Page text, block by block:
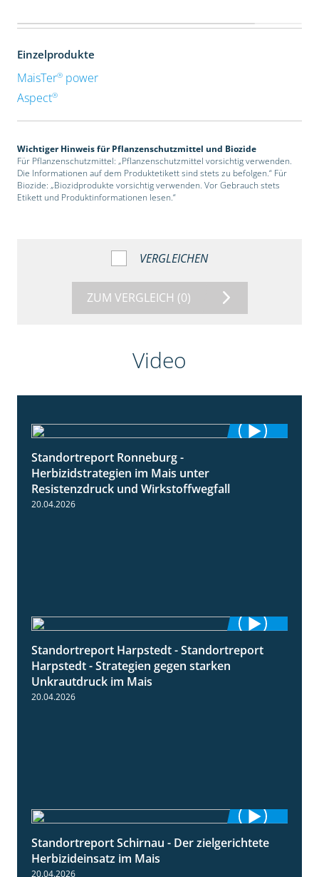
Einzelprodukte
MaisTer®power
Aspect®
Wichtiger Hinweis für Pflanzenschutzmittel und Biozide
Für Pflanzenschutzmittel: „Pflanzenschutzmittel vorsichtig verwenden.
Die Informationen auf dem Produktetikett sind stets zu befolgen.“ Für
Biozide: „Biozidprodukte vorsichtig verwenden. Vor Gebrauch stets
Etikett und Produktinformationen lesen.“
VERGLEICHEN
ZUM VERGLEICH (0)
Video
Standortreport Ronneburg -
Herbizidstrategien im Mais unter
Resistenzdruck und Wirkstoffwegfall
20.04.2026
9:11
Standortreport Harpstedt - Standortreport
Harpstedt - Strategien gegen starken
Unkrautdruck im Mais
20.04.2026
9:27
Standortreport Schirnau - Der zielgerichtete
Herbizideinsatz im Mais
20.04.2026